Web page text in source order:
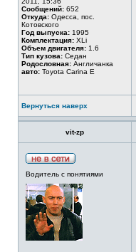
Сообщений: 652
Откуда: Одесса, пос.
Котовского
Год выпуска: 1995
Комплектация: XLi
Объем двигателя: 1.6
Тип кузова: Седан
Родословная: Англичанка
авто: Toyota Carina E
Вернуться наверх
vit-zp
Водитель с понятиями